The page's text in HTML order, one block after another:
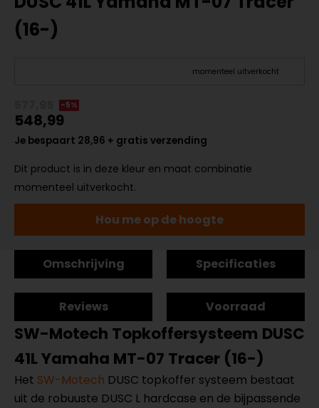
(16-)
momenteel uitverkocht
-5%
548,99
Je bespaart 28,96 + gratis verzending
Dit product is in deze kleur en maat combinatie
momenteel uitverkocht.
Hou me op de hoogte
Omschrijving Specificaties
Reviews Voorraad
SW-Motech Topkoffersysteem DUSC
41L Yamaha MT-07 Tracer (16-)
Het SW-Motech DUSC topkoffer systeem bestaat
uit de robuuste DUSC L hardcase en de bijpassende